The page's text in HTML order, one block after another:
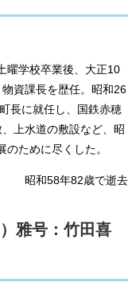
曜学校卒業後、大正10
資課長を歴任。昭和26
長に就任し、国鉄赤穂
上水道の敷設など、昭
ために尽くした。
昭和58年82歳で逝去
雅号：竹田喜